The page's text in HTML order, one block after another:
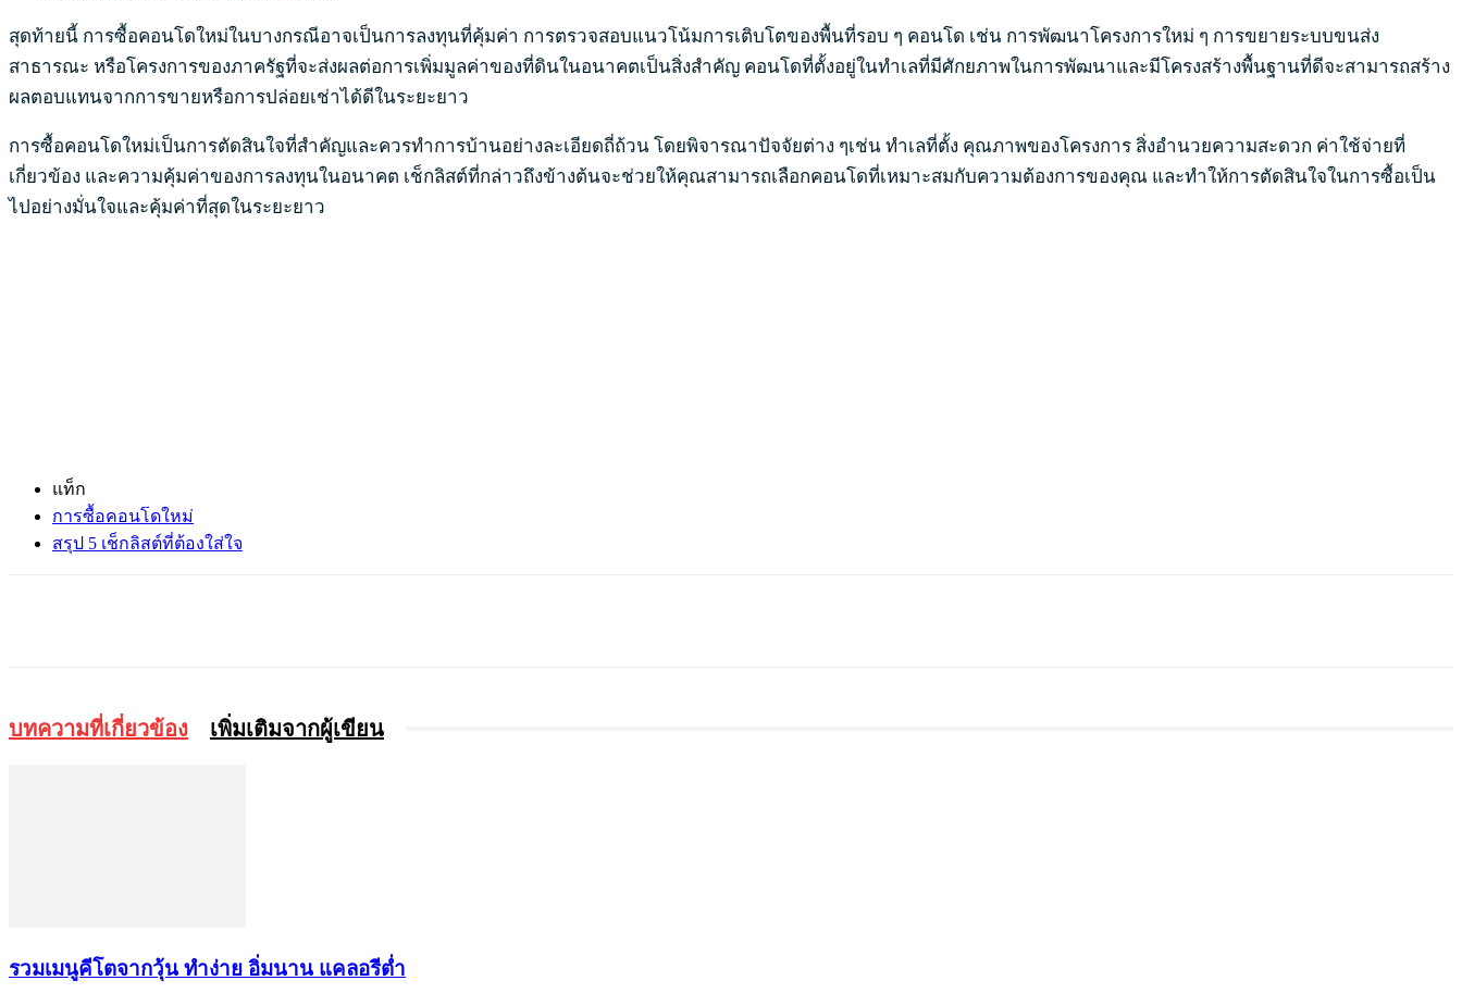
สุดท้ายนี้ การซื้อคอนโดใหม่ในบางกรณีอาจเป็นการลงทุนที่คุ้มค่า การตรวจสอบแนวโน้มการเติบโตของพื้นที่รอบ ๆ คอนโด เช่น การพัฒนาโครงการใหม่ ๆ การขยายระบบขนส่ง
สาธารณะ หรือโครงการของภาครัฐที่จะส่งผลต่อการเพิ่มมูลค่าของที่ดินในอนาคตเป็นสิ่งสำคัญ คอนโดที่ตั้งอยู่ในทำเลที่มีศักยภาพในการพัฒนาและมีโครงสร้างพื้นฐานที่ดีจะสามารถสร้าง
ผลตอบแทนจากการขายหรือการปล่อยเช่าได้ดีในระยะยาว
การซื้อคอนโดใหม่เป็นการตัดสินใจที่สำคัญและควรทำการบ้านอย่างละเอียดถี่ถ้วน โดยพิจารณาปัจจัยต่าง ๆเช่น ทำเลที่ตั้ง คุณภาพของโครงการ สิ่งอำนวยความสะดวก ค่าใช้จ่ายที่
เกี่ยวข้อง และความคุ้มค่าของการลงทุนในอนาคต เช็กลิสต์ที่กล่าวถึงข้างต้นจะช่วยให้คุณสามารถเลือกคอนโดที่เหมาะสมกับความต้องการของคุณ และทำให้การตัดสินใจในการซื้อเป็น
ไปอย่างมั่นใจและคุ้มค่าที่สุดในระยะยาว
แท็ก
การซื้อคอนโดใหม่
สรุป 5 เช็กลิสต์ที่ต้องใส่ใจ
บทความที่เกี่ยวข้อง เพิ่มเติมจากผู้เขียน
รวมเมนูคีโตจากวุ้น ทำง่าย อิ่มนาน แคลอรีต่ำ